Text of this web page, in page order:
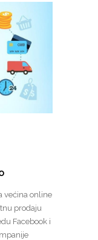
većina online
prodaju
Facebook i